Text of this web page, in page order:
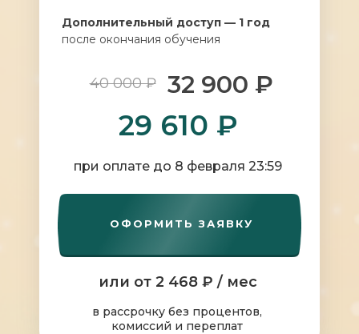
Дополнительный доступ — 1 год
после окончания обучения
40 000 ₽ 32 900 ₽
или от 2 468 ₽ / мес
ОФОРМИТЬ ЗАЯВКУ
29 610 ₽
при оплате до 8 февраля 23:59
в рассрочку без процентов,
комиссий и переплат